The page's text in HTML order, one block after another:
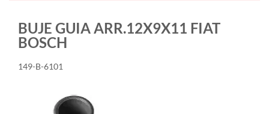
BUJE GUIA ARR.12X9X11 FIAT
BOSCH
149-B-6101